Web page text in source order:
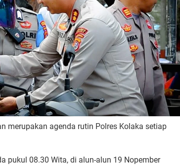
merupakan agenda rutin Polres Kolaka setiap
pukul 08.30 Wita, di alun-alun 19 Nopember